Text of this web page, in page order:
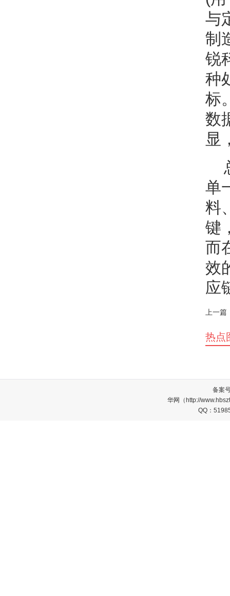
与
制
锐
种
标
数
显
单
料
键
而
效
应
上一篇
热点
备案
华网（http://
QQ：